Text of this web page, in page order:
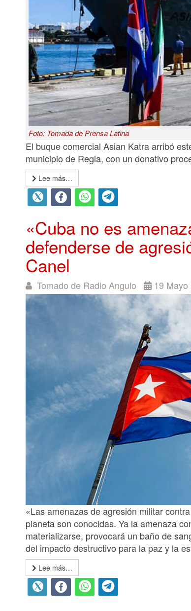
Foto: Tomada de Prensa Latina
El buque comercial Asian Katra arribó
municipio de Regla, con un donativo
Lee más…
«Cuba no es
defenderse de
Canel
Tomado de Radio Angulo 19 Mayo
«Las amenazas de agresión militar
planeta son conocidas. Ya la amenaza
materializarse, provocará un baño de
del impacto destructivo para la paz y la
Lee más…